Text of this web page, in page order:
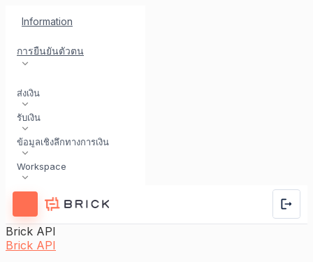
Information
การยืนยันตัวตน
ส่งเงิน
รับเงิน
ข้อมูลเชิงลึกทางการเงิน
Workspace
Brick API
Brick API